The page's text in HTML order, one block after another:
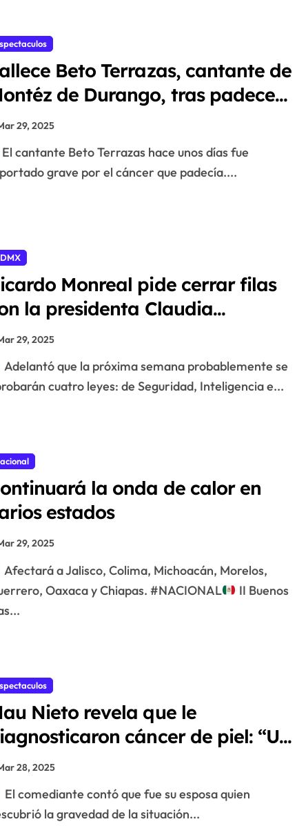
Beto Terrazas, cantante de
de Durango, tras padecer
29, 2025
El cantante Beto Terrazas hace unos días fue
grave por el cáncer que padecía....
Monreal pide cerrar filas
la presidenta Claudia
en la defensa de la
y el país
29, 2025
Adelantó que la próxima semana probablemente se
cuatro leyes: de Seguridad, Inteligencia e...
la onda de calor en
estados
29, 2025
Afectará a Jalisco, Colima, Michoacán, Morelos,
Oaxaca y Chiapas. #NACIONAL
II Buenos
Nieto revela que le
cáncer de piel: “Un
me salió un granito en el
28, 2025
El comediante contó que fue su esposa quien
la gravedad de la situación...